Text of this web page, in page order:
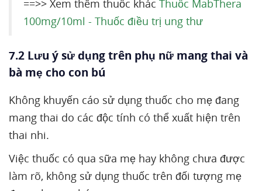
==>> Xem thêm thuốc khác Thuốc MabThera
100mg/10ml - Thuốc điều trị ung thư
7.2 Lưu ý sử dụng trên phụ nữ mang thai và
bà mẹ cho con bú
Không khuyến cáo sử dụng thuốc cho mẹ đang
mang thai do các độc tính có thể xuất hiện trên
thai nhi.
Việc thuốc có qua sữa mẹ hay không chưa được
làm rõ, không sử dụng thuốc trên đối tượng mẹ